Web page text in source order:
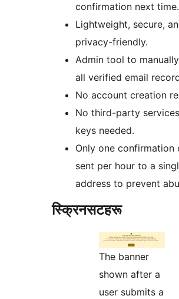
confirmation next time.
Lightweight, secure,
privacy-friendly.
Admin tool to
all verified email
No account creation
No third-party
keys needed.
Only one confirmation
sent per hour to a
address to prevent
स्क्रिनसटहरू
The banner
shown after a
user submits a